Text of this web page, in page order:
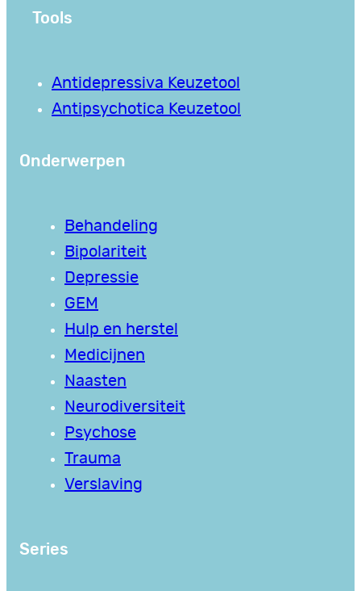
Tools
Antidepressiva Keuzetool
Antipsychotica Keuzetool
Onderwerpen
Behandeling
Bipolariteit
Depressie
GEM
Hulp en herstel
Medicijnen
Naasten
Neurodiversiteit
Psychose
Trauma
Verslaving
Series